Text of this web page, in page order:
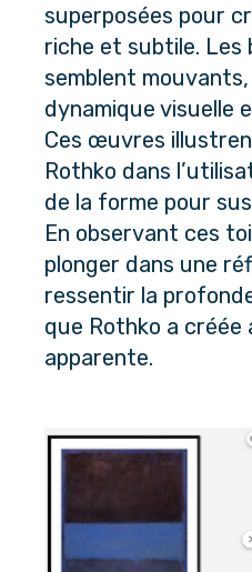
superposées pour
riche et subtile. Les
semblent
dynamique visuelle
Ces œuvres
Rothko dans
de la forme pour
En observant ces
plonger dans une
ressentir la
que Rothko a créée
apparente.